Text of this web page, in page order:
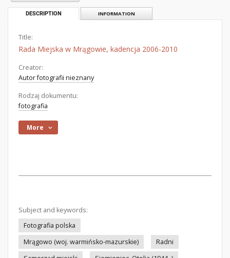
DESCRIPTION INFORMATION
Title:
Rada Miejska w Mrągowie, kadencja 2006-2010
Creator:
Autor fotografii nieznany
Rodzaj dokumentu:
fotografia
More
Subject and keywords:
Fotografia polska
Mrągowo (woj. warmińsko-mazurskie)
Radni